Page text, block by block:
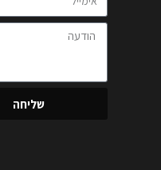
שליחה